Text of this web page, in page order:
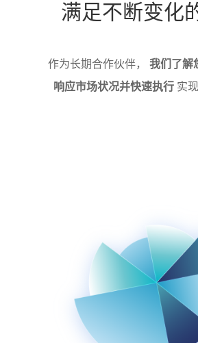
满足不断变化
作为长期合作伙伴， 我们了解
响应市场状况并快速执行实现